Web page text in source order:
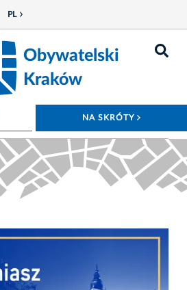
PL
Obywatelski
Kraków
NA SKRÓTY